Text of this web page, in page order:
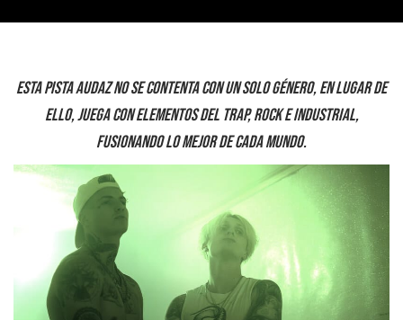
Esta pista audaz no se contenta con un solo género, en lugar de
ello, juega con elementos del trap, rock e industrial,
fusionando lo mejor de cada mundo.